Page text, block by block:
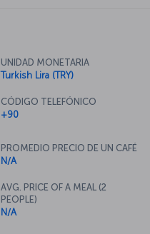
UNIDAD MONETARIA
Turkish Lira (TRY)
CÓDIGO TELEFÓNICO
+90
PROMEDIO PRECIO DE UN CAFÉ
N/A
AVG. PRICE OF A MEAL (2
PEOPLE)
N/A